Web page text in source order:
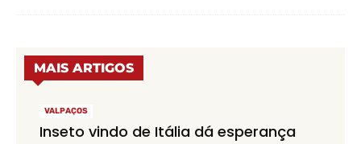
MAIS ARTIGOS
VALPAÇOS
Inseto vindo de Itália dá esperança